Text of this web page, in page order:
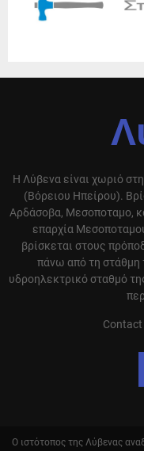
Η Λύβενα είναι χωριό
(Βόρειου Ηπείρου).
Αρδάσοβα, Μεσοποταμο,
επαρχία
βρίσκεται στους
πάνω από τη στάθμη
υδροηλεκτρικό σταθμό
Contact
Ο ιστότοπος της Λύβενας